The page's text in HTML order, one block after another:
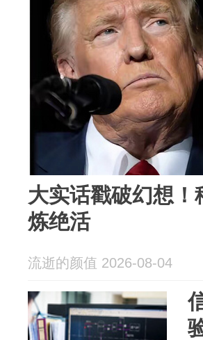
大实话戳破幻想
炼绝活
流逝的颜值 2026-08-04